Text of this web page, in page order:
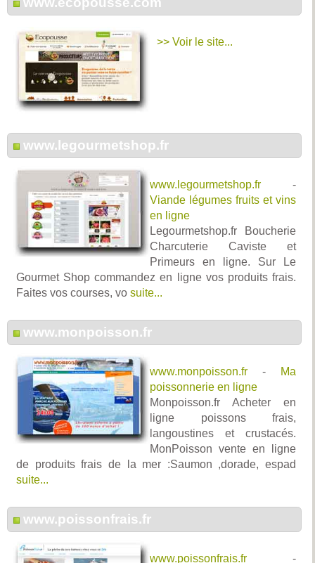
>> Voir le site...
www.legourmetshop.fr
www.legourmetshop.fr -
Viande légumes fruits et vins
en ligne
Legourmetshop.fr Boucherie
Charcuterie Caviste et
Primeurs en ligne. Sur Le
Gourmet Shop commandez en ligne vos produits frais.
Faites vos courses, vo suite...
www.monpoisson.fr
www.monpoisson.fr -
Ma
poissonnerie en ligne
Monpoisson.fr Acheter en
ligne poissons frais,
langoustines et crustacés.
MonPoisson vente en ligne
de produits frais de la mer :Saumon ,dorade, espad
suite...
www.poissonfrais.fr
www.poissonfrais.fr -